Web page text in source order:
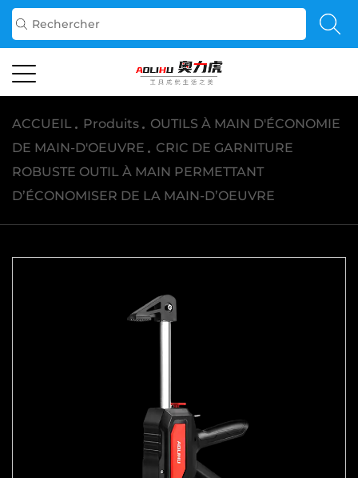
ACCUEIL / Produits / OUTILS À MAIN D'ÉCONOMIE
DE MAIN-D'OEUVRE / CRIC DE GARNITURE
ROBUSTE OUTIL À MAIN PERMETTANT
D’ÉCONOMISER DE LA MAIN-D’OEUVRE